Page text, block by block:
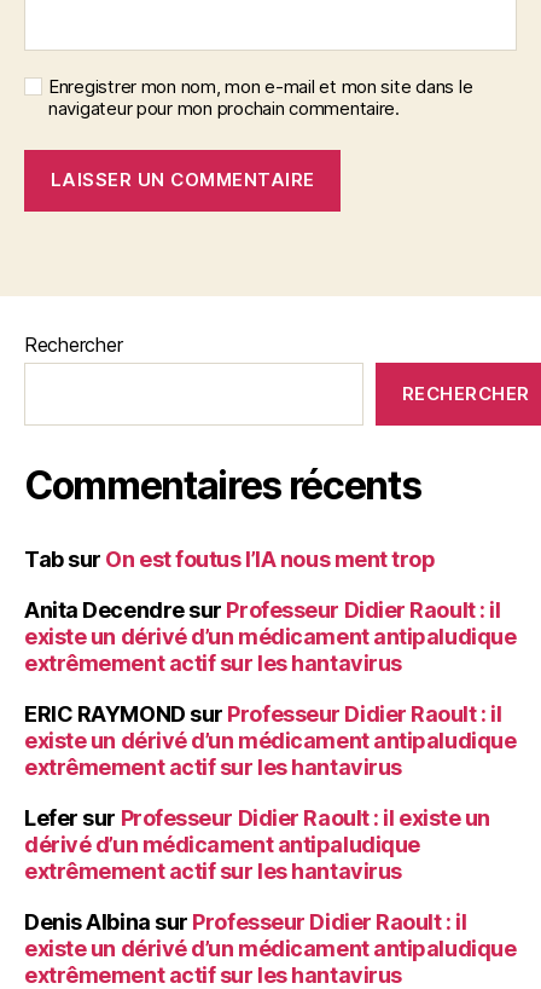
Enregistrer mon nom, mon e-mail et mon site dans le
navigateur pour mon prochain commentaire.
Rechercher
RECHERCHER
Commentaires récents
Tabsur On est foutus l’IA nous ment trop
Anita Decendresur Professeur Didier Raoult : il
existe un dérivé d’un médicament antipaludique
extrêmement actif sur les hantavirus
ERIC RAYMOND sur Professeur Didier Raoult : il
existe un dérivé d’un médicament antipaludique
extrêmement actif sur les hantavirus
Lefer sur Professeur Didier Raoult : il existe un
dérivé d’un médicament antipaludique
extrêmement actif sur les hantavirus
Denis Albina sur Professeur Didier Raoult : il
existe un dérivé d’un médicament antipaludique
extrêmement actif sur les hantavirus